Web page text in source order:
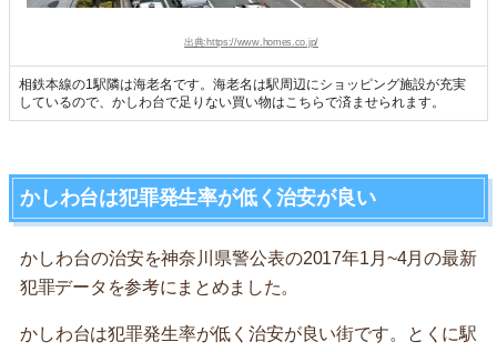
出典:https://www.homes.co.jp/
相鉄本線の1駅隣は海老名です。海老名は駅周辺にショッピング施設が充実
しているので、かしわ台で足りない買い物はこちらで済ませられます。
かしわ台は犯罪発生率が低く治安が良い
かしわ台の治安を神奈川県警公表の2017年1月~4月の最新
犯罪データを参考にまとめました。
かしわ台は犯罪発生率が低く治安が良い街です。とくに駅